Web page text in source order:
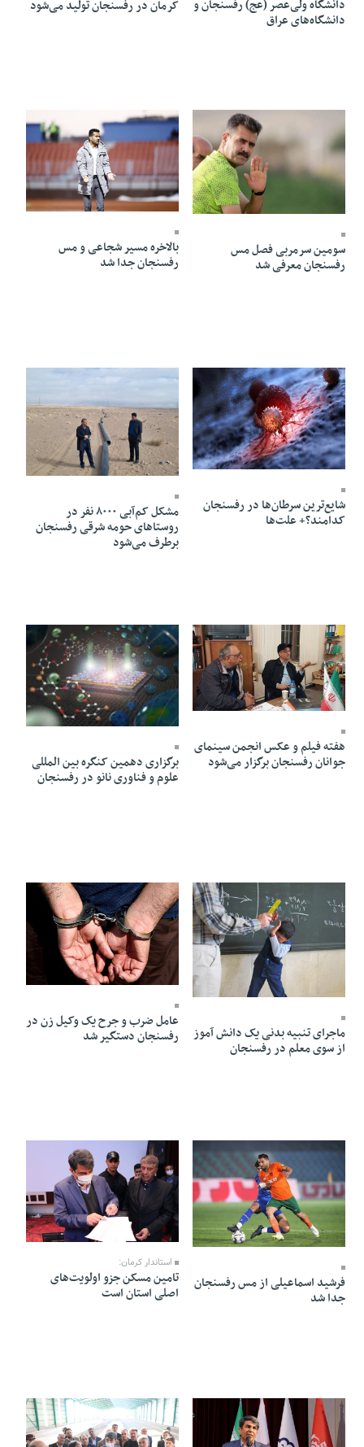
دانشگاه ولی‌عصر (عج) رفسنجان و
دانشگاه‌های عراق
کرمان در رفسنجان تولید می‌شود
سومین سرمربی فصل مس
رفسنجان معرفی شد
10 Bahman 1403 - 16:09
بالاخره مسیر شجاعی و مس
رفسنجان جدا شد
10 Bahman 1403 - 13:29
شایع‌ترین سرطان‌ها در رفسنجان
کدامند؟+ علت‌ها
09 Bahman 1403 - 17:41
مشکل کم‌آبی ۸۰۰۰ نفر در
روستاهای حومه شرقی رفسنجان
برطرف می‌شود
07 Bahman 1403 - 17:46
هفته فیلم و عکس انجمن سینمای
جوانان رفسنجان برگزار می‌شود
06 Bahman 1403 - 17:29
برگزاری دهمین کنگره بین المللی
علوم و فناوری نانو در رفسنجان
ماجرای تنبیه بدنی یک دانش آموز
از سوی معلم در رفسنجان
30 Dey 1403 - 18:45
عامل ضرب و جرح یک وکیل زن در
رفسنجان دستگیر شد
27 Dey 1403 - 08:07
فرشید اسماعیلی از مس رفسنجان
جدا شد
26 Dey 1403 - 16:53
استاندار کرمان:
تامین مسکن جزو اولویت‌های
اصلی استان است